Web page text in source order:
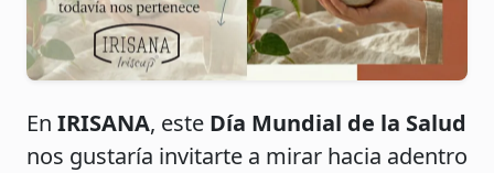
En IRISANA, este Día Mundial de la Salud
nos gustaría invitarte a mirar hacia adentro